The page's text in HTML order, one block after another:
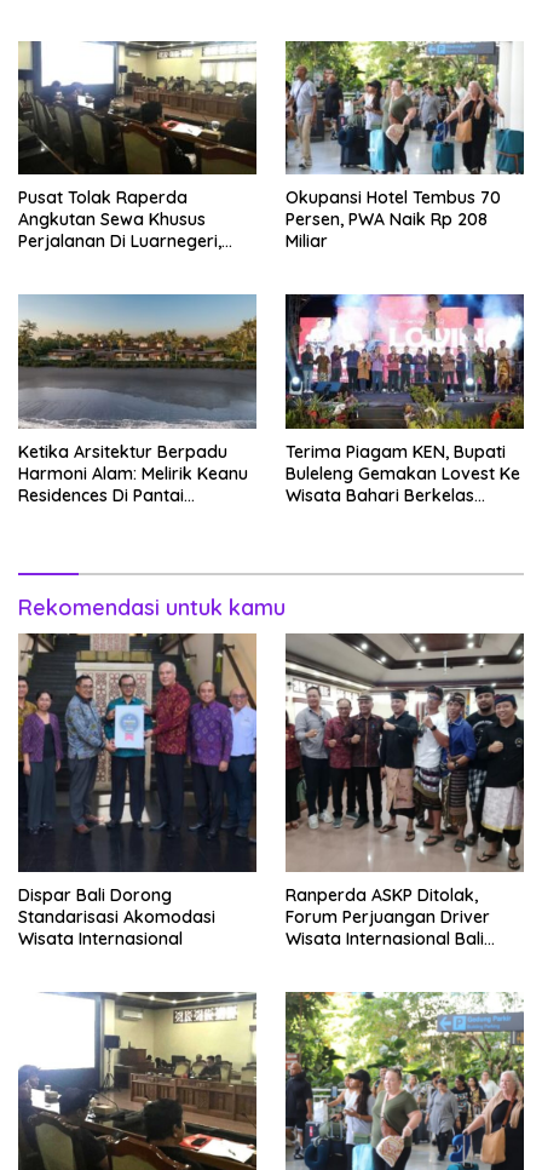
Pusat Tolak Raperda
Angkutan Sewa Khusus
Perjalanan Di Luarnegeri,
Okupansi Hotel Tembus 70
Persen, PWA Naik Rp 208
Miliar
Ketika Arsitektur Berpadu
Harmoni Alam: Melirik Keanu
Residences Di Pantai
Terima Piagam KEN, Bupati
Buleleng Gemakan Lovest Ke
Wisata Bahari Berkelas
Rekomendasi untuk kamu
Dispar Bali Dorong
Standarisasi Akomodasi
Wisata Internasional
Ranperda ASKP Ditolak,
Forum Perjuangan Driver
Wisata Internasional Bali